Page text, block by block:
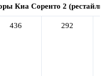
Киа Соренто 2
436 292